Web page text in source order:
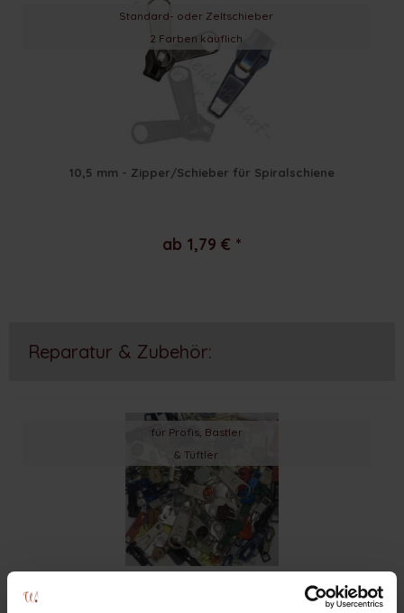
Standard- oder Zeltschieber
2 Farben käuflich
10,5 mm - Zipper/Schieber für Spiralschiene
ab 1,79 € *
Reparatur & Zubehör:
für Profis, Bastler
& Tüftler
mind. 100 Reißverschlussschieber bunt sortiert (400 g)